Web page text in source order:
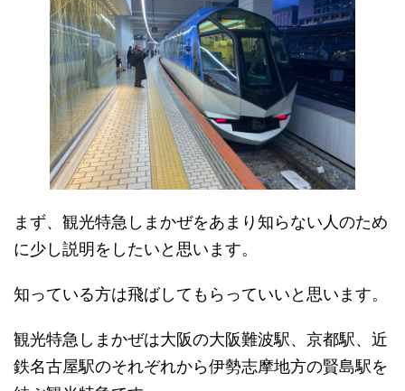
まず、観光特急しまかぜをあまり知らない人のため
に少し説明をしたいと思います。
知っている方は飛ばしてもらっていいと思います。
観光特急しまかぜは大阪の大阪難波駅、京都駅、近
鉄名古屋駅のそれぞれから伊勢志摩地方の賢島駅を